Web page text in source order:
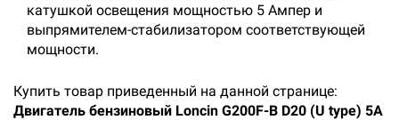
катушкой освещения мощностью 5 Ампер и
выпрямителем-стабилизатором соответствующей
мощности.
Купить товар приведенный на данной странице:
Двигатель бензиновый Loncin G200F-B D20 (U type) 5А